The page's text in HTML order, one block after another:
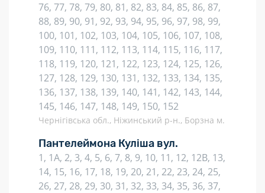
76, 77, 78, 79, 80, 81, 82, 83, 84, 85, 86, 87,
88, 89, 90, 91, 92, 93, 94, 95, 96, 97, 98, 99,
100, 101, 102, 103, 104, 105, 106, 107, 108,
109, 110, 111, 112, 113, 114, 115, 116, 117,
118, 119, 120, 121, 122, 123, 124, 125, 126,
127, 128, 129, 130, 131, 132, 133, 134, 135,
136, 137, 138, 139, 140, 141, 142, 143, 144,
145, 146, 147, 148, 149, 150, 152
Чернігівська обл., Ніжинський р-н., Борзна м.
Пантелеймона Куліша вул.
1, 1А, 2, 3, 4, 5, 6, 7, 8, 9, 10, 11, 12, 12В, 13,
14, 15, 16, 17, 18, 19, 20, 21, 22, 23, 24, 25,
26, 27, 28, 29, 30, 31, 32, 33, 34, 35, 36, 37,